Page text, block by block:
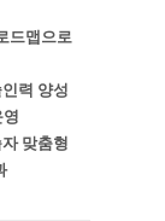
드맵으로
력 양성
맞춤형